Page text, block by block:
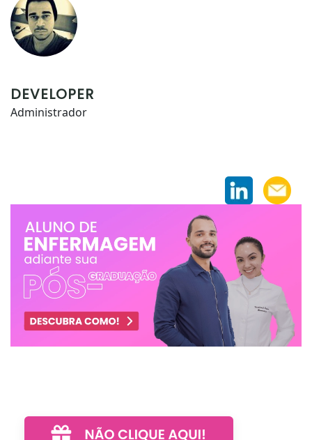
DEVELOPER
Administrador